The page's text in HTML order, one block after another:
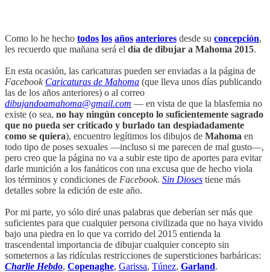
Como lo he hecho todos los años anteriores desde su concepción,
les recuerdo que mañana será el día de dibujar a Mahoma 2015.
En esta ocasión, las caricaturas pueden ser enviadas a la página de
Facebook Caricaturas de Mahoma (que lleva unos días publicando
las de los años anteriores) o al correo
dibujandoamahoma@gmail.com — en vista de que la blasfemia no
existe (o sea, no hay ningún concepto lo suficientemente sagrado
que no pueda ser criticado y burlado tan despiadadamente
como se quiera), encuentro legítimos los dibujos de Mahoma en
todo tipo de poses sexuales —incluso si me parecen de mal gusto—,
pero creo que la página no va a subir este tipo de aportes para evitar
darle munición a los fanáticos con una excusa que de hecho viola
los términos y condiciones de Facebook. Sin Dioses tiene más
detalles sobre la edición de este año.
Por mi parte, yo sólo diré unas palabras que deberían ser más que
suficientes para que cualquier persona civilizada que no haya vivido
bajo una piedra en lo que va corrido del 2015 entienda la
trascendental importancia de dibujar cualquier concepto sin
someternos a las ridículas restricciones de supersticiones barbáricas:
Charlie Hebdo, Copenaghe, Garissa, Túnez, Garland.